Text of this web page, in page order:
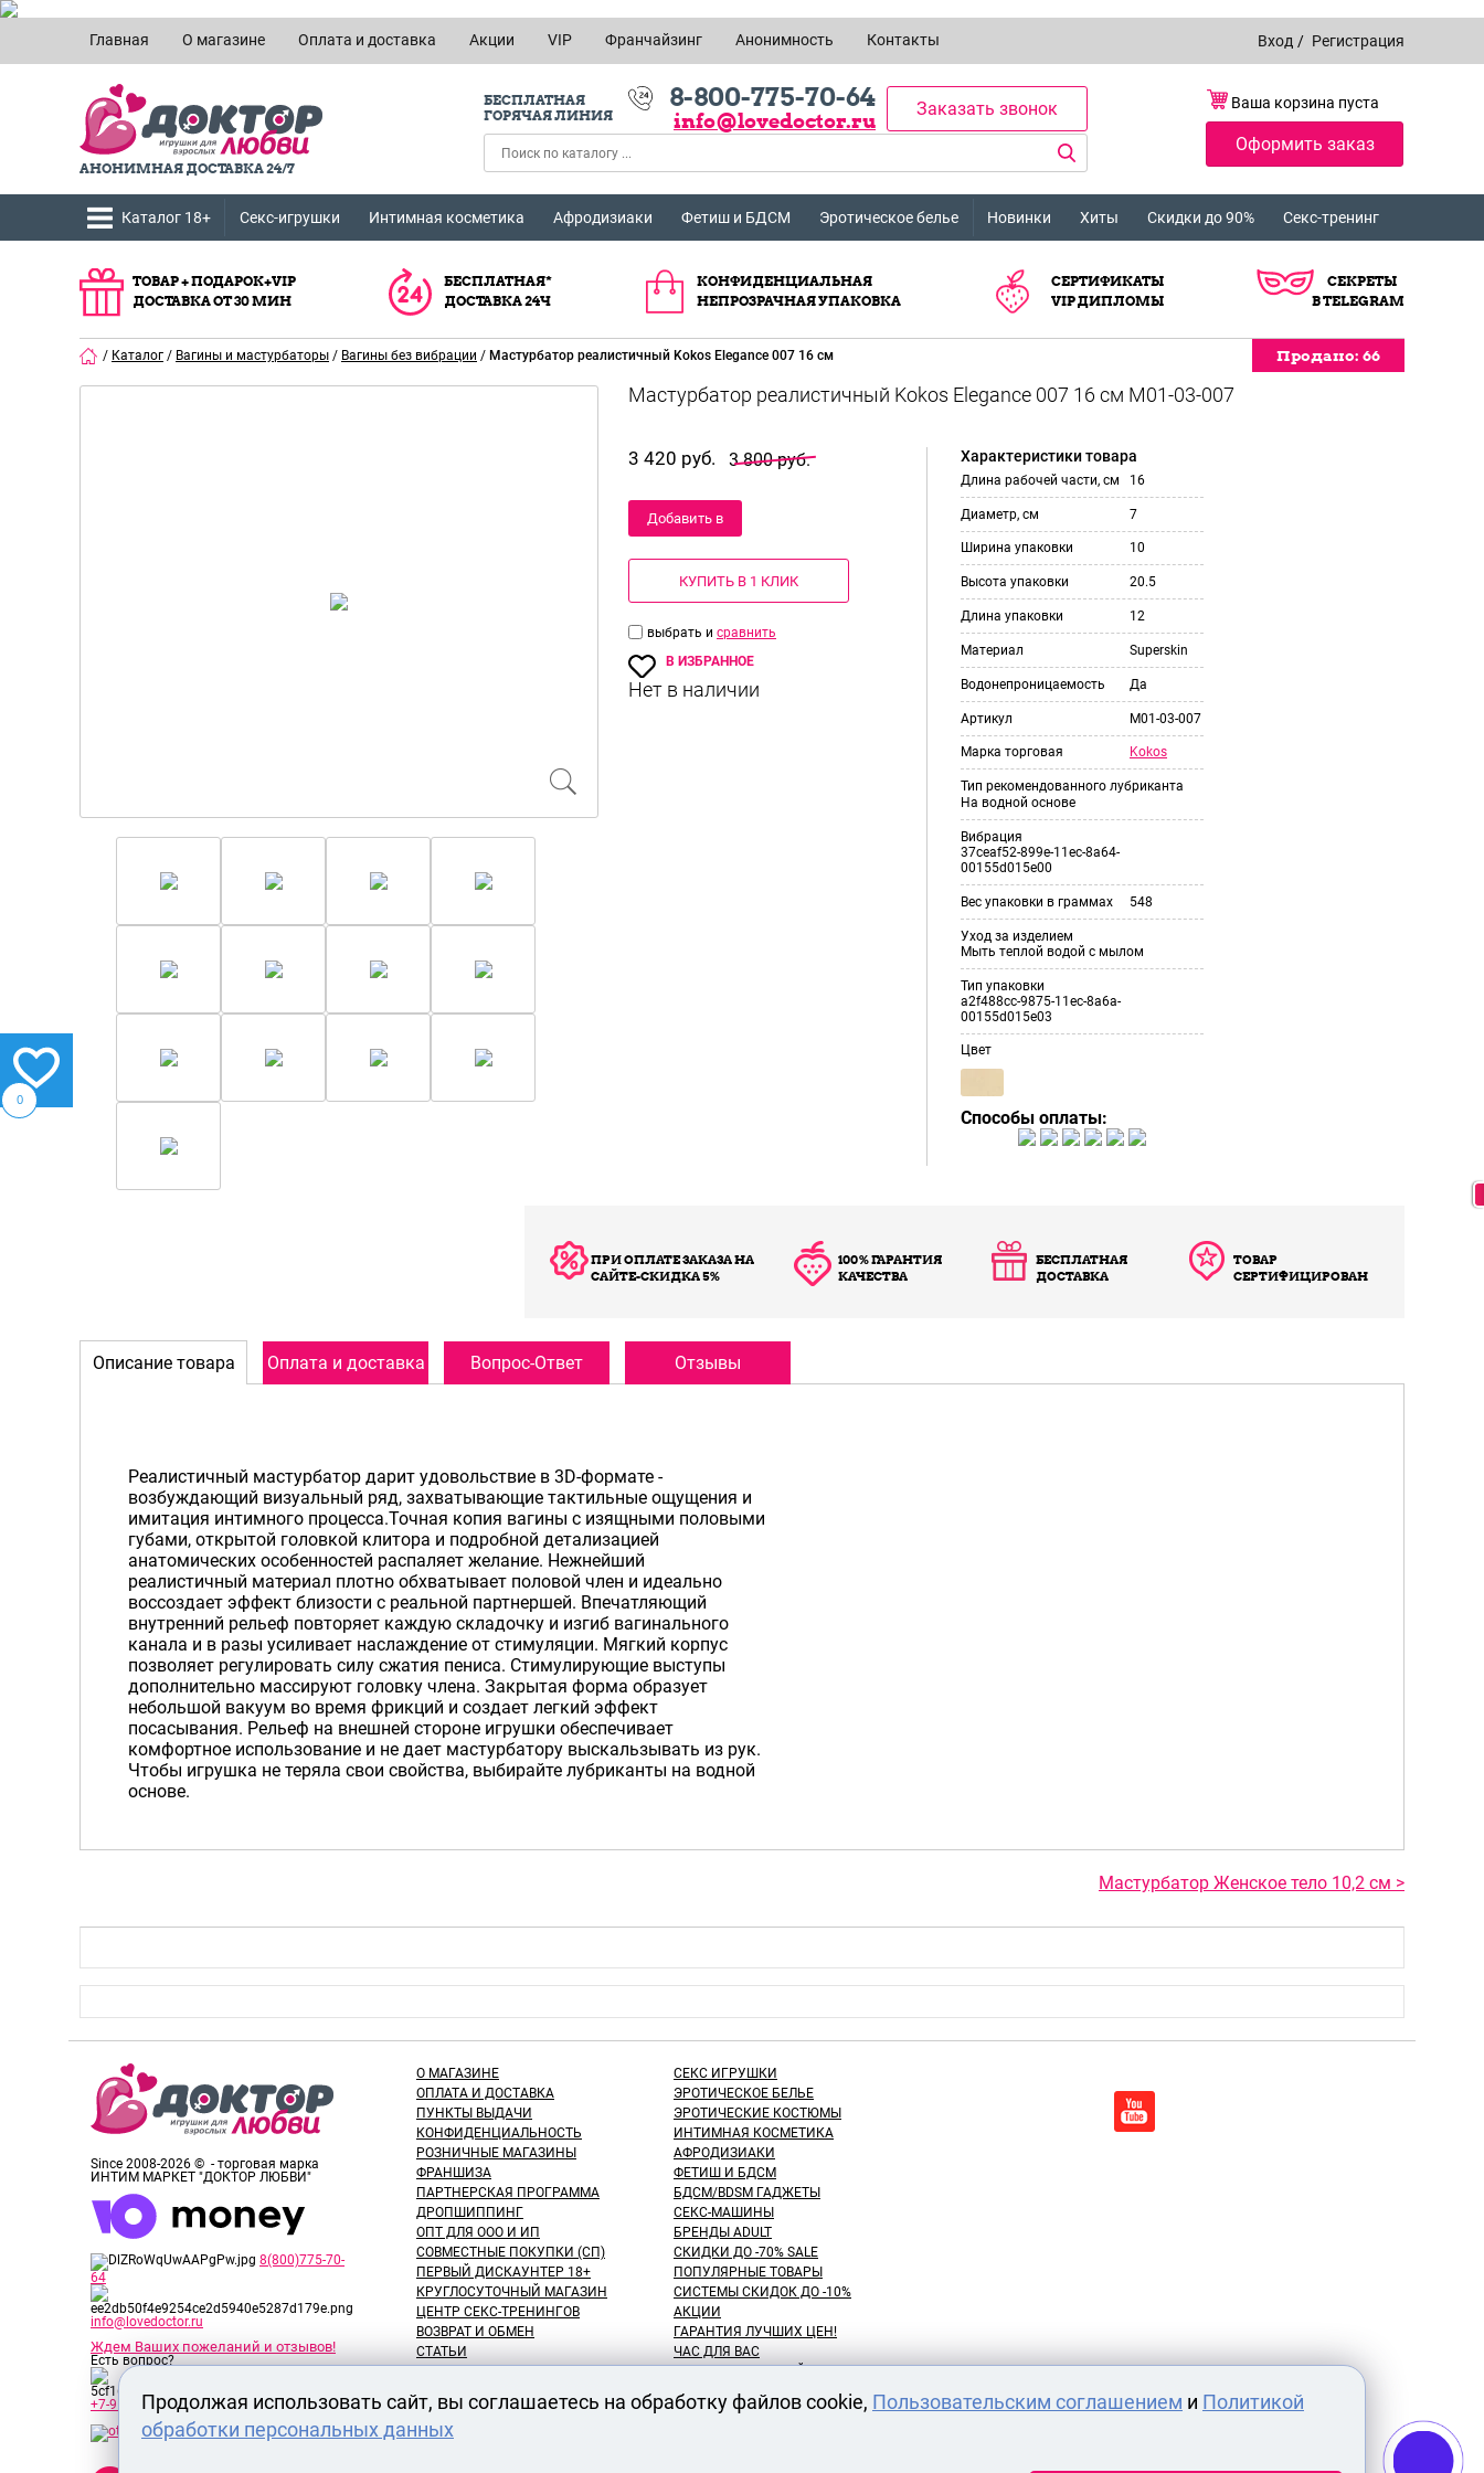
Главная О магазине Оплата и доставка Акции VIP Франчайзинг Анонимность Контакты Вход / Регистрация
АНОНИМНАЯ ДОСТАВКА 24/7
БЕСПЛАТНАЯ
ГОРЯЧАЯ ЛИНИЯ
8-800-775-70-64
info@lovedoctor.ru
Заказать звонок Ваша корзина пуста
Оформить заказ
Каталог 18+ Секс-игрушки Интимная косметика Афродизиаки Фетиш и БДСМ Эротическое белье Новинки Хиты Скидки до 90% Секс-тренинг
ТОВАР + ПОДАРОК+VIP
ДОСТАВКА ОТ 30 МИН
БЕСПЛАТНАЯ*
ДОСТАВКА 24Ч
КОНФИДЕНЦИАЛЬНАЯ
НЕПРОЗРАЧНАЯ УПАКОВКА
СЕРТИФИКАТЫ
VIP ДИПЛОМЫ
СЕКРЕТЫ
В TELEGRAM
/ Каталог / Вагины и мастурбаторы / Вагины без вибрации / Мастурбатор реалистичный Kokos Elegance 007 16 см Продано: 66
Продано: 66
Продано: 66
Продано: 66
Продано: 66
Продано: 66
Продано: 66
Продано: 66
Продано: 66
Продано: 66
Продано: 66
Продано: 66
Продано: 66
3 420 руб. 3 800 руб.
Добавить в
корзину
КУПИТЬ В 1 КЛИК
выбрать и сравнить
В ИЗБРАННОЕ
Характеристики товара
Длина рабочей части, см 16
Диаметр, см 7
Ширина упаковки 10
Высота упаковки 20.5
Длина упаковки 12
Материал Superskin
Водонепроницаемость Да
Артикул M01-03-007
Марка торговая Kokos
Тип рекомендованного лубриканта
На водной основе
Вибрация
37ceaf52-899e-11ec-8a64-
00155d015e00
Вес упаковки в граммах 548
Уход за изделием
Мыть теплой водой с мылом
Тип упаковки
a2f488cc-9875-11ec-8a6a-
00155d015e03
Цвет
Способы оплаты:
ПРИ ОПЛАТЕ ЗАКАЗА НА
САЙТЕ-СКИДКА 5%
100% ГАРАНТИЯ
КАЧЕСТВА
БЕСПЛАТНАЯ
ДОСТАВКА
ТОВАР
СЕРТИФИЦИРОВАН
Описание товара Оплата и доставка Вопрос-Ответ Отзывы
Реалистичный мастурбатор дарит удовольствие в 3D-формате -
возбуждающий визуальный ряд, захватывающие тактильные ощущения и
имитация интимного процесса.Точная копия вагины с изящными половыми
губами, открытой головкой клитора и подробной детализацией
анатомических особенностей распаляет желание. Нежнейший
реалистичный материал плотно обхватывает половой член и идеально
воссоздает эффект близости с реальной партнершей. Впечатляющий
внутренний рельеф повторяет каждую складочку и изгиб вагинального
канала и в разы усиливает наслаждение от стимуляции. Мягкий корпус
позволяет регулировать силу сжатия пениса. Стимулирующие выступы
дополнительно массируют головку члена. Закрытая форма образует
небольшой вакуум во время фрикций и создает легкий эффект
посасывания. Рельеф на внешней стороне игрушки обеспечивает
комфортное использование и не дает мастурбатору выскальзывать из рук.
Чтобы игрушка не теряла свои свойства, выбирайте лубриканты на водной
основе.
Мастурбатор Женское тело 10,2 см >
Since 2008-2026 © - торговая марка
ИНТИМ МАРКЕТ "ДОКТОР ЛЮБВИ"
8(800)775-70-
64
info@lovedoctor.ru
Ждем Ваших пожеланий и отзывов!
Есть вопрос?
+7-913-917-89-65
О МАГАЗИНЕ
ОПЛАТА И ДОСТАВКА
ПУНКТЫ ВЫДАЧИ
КОНФИДЕНЦИАЛЬНОСТЬ
РОЗНИЧНЫЕ МАГАЗИНЫ
ФРАНШИЗА
ПАРТНЕРСКАЯ ПРОГРАММА
ДРОПШИППИНГ
ОПТ ДЛЯ ООО И ИП
СОВМЕСТНЫЕ ПОКУПКИ (СП)
ПЕРВЫЙ ДИСКАУНТЕР 18+
КРУГЛОСУТОЧНЫЙ МАГАЗИН
ЦЕНТР СЕКС-ТРЕНИНГОВ
ВОЗВРАТ И ОБМЕН
СТАТЬИ
ОБЗОРЫ ТОВАРОВ
ВАКАНСИИ
СЕКС ИГРУШКИ
ЭРОТИЧЕСКОЕ БЕЛЬЕ
ЭРОТИЧЕСКИЕ КОСТЮМЫ
ИНТИМНАЯ КОСМЕТИКА
АФРОДИЗИАКИ
ФЕТИШ И БДСМ
БДСМ/BDSM ГАДЖЕТЫ
СЕКС-МАШИНЫ
БРЕНДЫ ADULT
СКИДКИ ДО -70% SALE
ПОПУЛЯРНЫЕ ТОВАРЫ
СИСТЕМЫ СКИДОК ДО -10%
АКЦИИ
ГАРАНТИЯ ЛУЧШИХ ЦЕН!
ЧАС ДЛЯ ВАС
100 БОНУСНЫХ РУБЛЕЙ!
ОТЛОЖЕННЫЕ ТОВАРЫ
0
Продолжая использовать сайт, вы соглашаетесь на обработку файлов cookie, Пользовательским соглашением и Политикой
обработки персональных данных